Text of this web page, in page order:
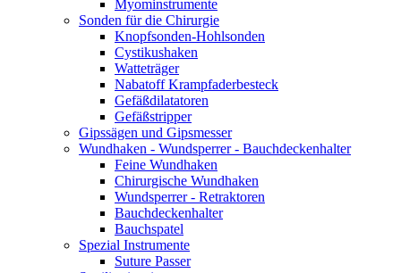
Myominstrumente
Sonden für die Chirurgie
Knopfsonden-Hohlsonden
Cystikushaken
Watteträger
Nabatoff Krampfaderbesteck
Gefäßdilatatoren
Gefäßstripper
Gipssägen und Gipsmesser
Wundhaken - Wundsperrer - Bauchdeckenhalter
Feine Wundhaken
Chirurgische Wundhaken
Wundsperrer - Retraktoren
Bauchdeckenhalter
Bauchspatel
Spezial Instrumente
Suture Passer